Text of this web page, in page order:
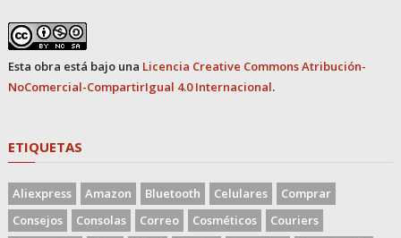
Esta obra está bajo una Licencia Creative Commons Atribución-
NoComercial-CompartirIgual 4.0 Internacional.
ETIQUETAS
Aliexpress Amazon Bluetooth Celulares
Comprar
Consejos
Consolas Correo Cosméticos
Couriers